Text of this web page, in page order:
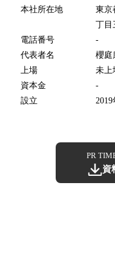
本社所在地
東京
丁目
電話番号
-
代表者名
櫻庭
上場
未上
資本金
-
設立
2019
PR
資